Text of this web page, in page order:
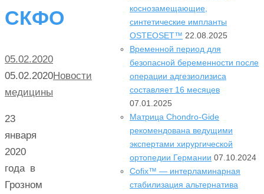
СКФО
05.02.2020
05.02.2020Новости
медицины
23
января
2020
года в
Грозном
коснозамещающие,
синтетические импланты
OSTEOSET™ 22.08.2025
Временной период для
безопасной беременности после
операции адгезиолизиса
составляет 16 месяцев
07.01.2025
Матрица Chondro-Gide
рекомендована ведущими
экспертами хирургической
ортопедии Германии 07.10.2024
Cofix™ — интерламинарная
стабилизация альтернатива